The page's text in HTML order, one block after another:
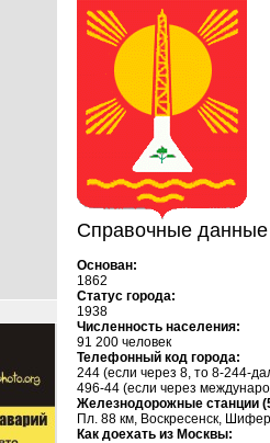
Справочные данные
Основан:
1862
Статус города:
1938
Численность населения:
91 200 человек
Телефонный код города:
244 (если через 8, то 8-244-
496-44 (если через
Железнодорожные станции
Пл. 88 км, Воскресенск,
Как доехать из Москвы: